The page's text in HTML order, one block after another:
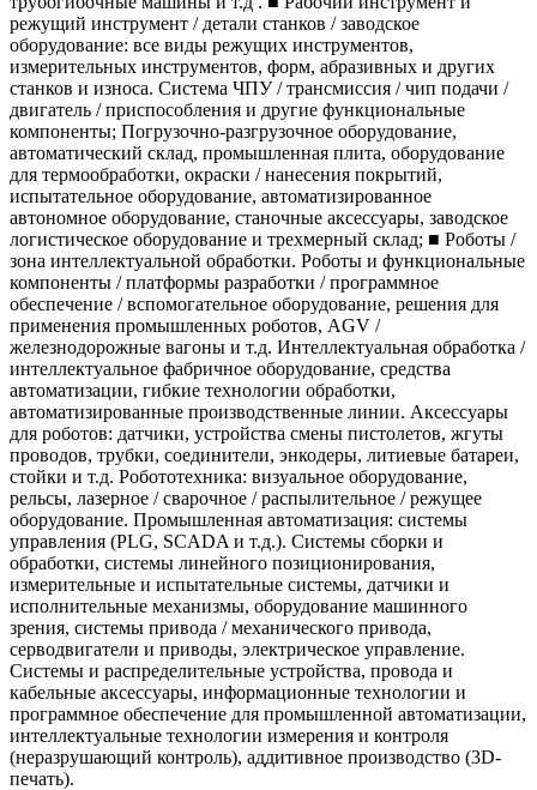
режущий инструмент / детали станков / заводское
оборудование: все виды режущих инструментов,
измерительных инструментов, форм, абразивных и других
станков и износа. Система ЧПУ / трансмиссия / чип подачи /
двигатель / приспособления и другие функциональные
компоненты; Погрузочно-разгрузочное оборудование,
автоматический склад, промышленная плита, оборудование
для термообработки, окраски / нанесения покрытий,
испытательное оборудование, автоматизированное
автономное оборудование, станочные аксессуары, заводское
логистическое оборудование и трехмерный склад; ■ Роботы /
зона интеллектуальной обработки. Роботы и функциональные
компоненты / платформы разработки / программное
обеспечение / вспомогательное оборудование, решения для
применения промышленных роботов, AGV /
железнодорожные вагоны и т.д. Интеллектуальная обработка /
интеллектуальное фабричное оборудование, средства
автоматизации, гибкие технологии обработки,
автоматизированные производственные линии. Аксессуары
для роботов: датчики, устройства смены пистолетов, жгуты
проводов, трубки, соединители, энкодеры, литиевые батареи,
стойки и т.д. Робототехника: визуальное оборудование,
рельсы, лазерное / сварочное / распылительное / режущее
оборудование. Промышленная автоматизация: системы
управления (PLG, SCADA и т.д.). Системы сборки и
обработки, системы линейного позиционирования,
измерительные и испытательные системы, датчики и
исполнительные механизмы, оборудование машинного
зрения, системы привода / механического привода,
серводвигатели и приводы, электрическое управление.
Системы и распределительные устройства, провода и
кабельные аксессуары, информационные технологии и
программное обеспечение для промышленной автоматизации,
интеллектуальные технологии измерения и контроля
(неразрушающий контроль), аддитивное производство (3D-
печать).